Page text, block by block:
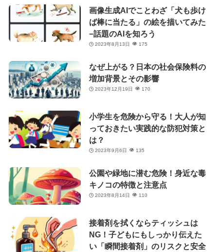
画像生成AIでことわざ「犬も歩け
ば棒に当たる」の絵を描いてみた
−話題のAIを知ろう
2023年8月13日 175
なぜ上がる？日本の社会保険料の
増加背景とその影響
2023年12月19日 170
小学生を危険から守る！大人が知
っておきたい実践的な防犯対策と
は？
2023年9月6日 135
公園や緑地に潜む危険！身近な毒
キノコの特徴と注意点
2023年8月14日 110
接着剤を拭くならティッシュは
NG！子どもにもしっかり伝えた
い「瞬間接着剤」のリスクと安全